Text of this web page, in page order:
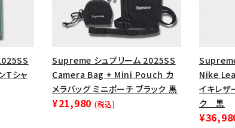
Tシャ
Supreme シュプリーム 2025SS
Camera Bag + Mini Pouch カ
メラバッグ ミニポーチ ブラック 黒
¥21,980 (税込)
Nike
イキレザ
ク 黒